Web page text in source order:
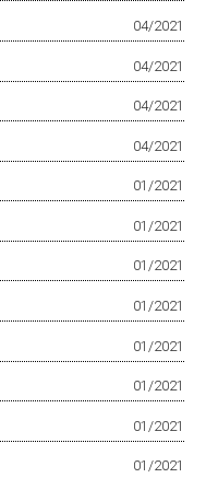
04/2021
04/2021
04/2021
04/2021
01/2021
01/2021
01/2021
01/2021
01/2021
01/2021
01/2021
01/2021